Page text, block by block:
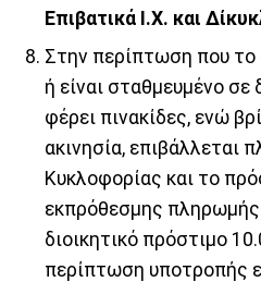
Επιβατικά Ι.Χ. και
Στην περίπτωση που το
ή είναι σταθμευμένο σε
φέρει πινακίδες, ενώ
ακινησία,
Κυκλοφορίας και το
εκπρόθεσμης πληρωμής
διοικητικό πρόστιμο
περίπτωση υποτροπής